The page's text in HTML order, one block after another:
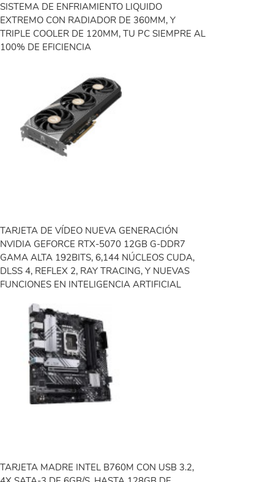
SISTEMA DE ENFRIAMIENTO LIQUIDO
EXTREMO CON RADIADOR DE 360MM, Y
TRIPLE COOLER DE 120MM, TU PC SIEMPRE AL
100% DE EFICIENCIA
TARJETA DE VÍDEO NUEVA GENERACIÓN
NVIDIA GEFORCE RTX-5070 12GB G-DDR7
GAMA ALTA 192BITS, 6,144 NÚCLEOS CUDA,
DLSS 4, REFLEX 2, RAY TRACING, Y NUEVAS
FUNCIONES EN INTELIGENCIA ARTIFICIAL
TARJETA MADRE INTEL B760M CON USB 3.2,